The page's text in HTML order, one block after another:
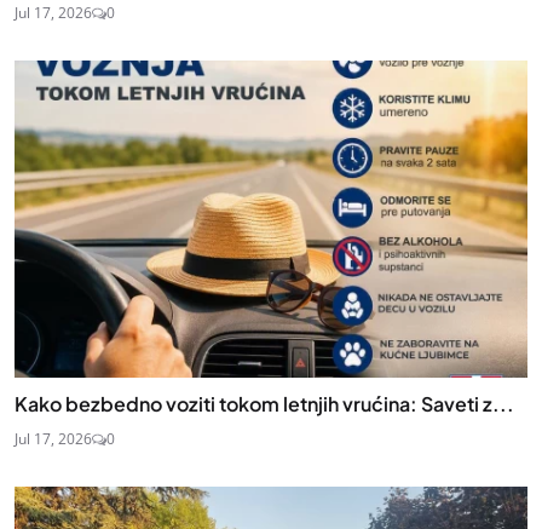
Jul 17, 2026 0
Kako bezbedno voziti tokom letnjih vrućina: Saveti z...
Jul 17, 2026 0